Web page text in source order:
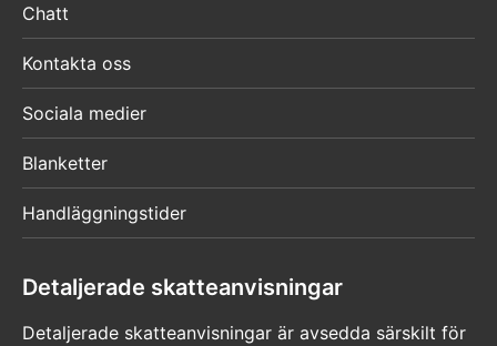
Chatt
Kontakta oss
Sociala medier
Blanketter
Handläggningstider
Detaljerade skatteanvisningar
Detaljerade skatteanvisningar är avsedda särskilt för